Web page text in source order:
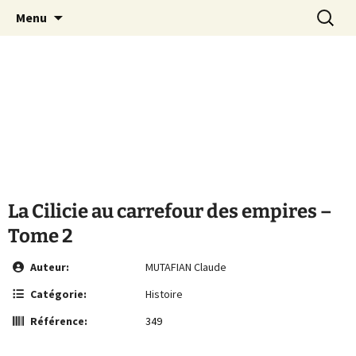
MCA Vienne
Le site de la Maison de la Culture
Arménienne de Vienne
Menu
La Cilicie au carrefour des empires –
Tome 2
Auteur:
MUTAFIAN Claude
Catégorie:
Histoire
Référence:
349